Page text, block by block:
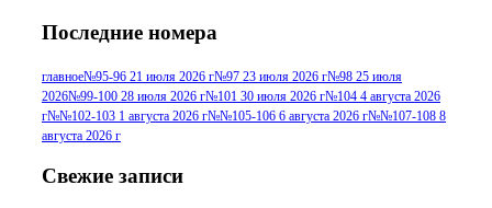
июля 2017 г(11)№96 9 августа 2012
г(13) №96 28 июля 2015 г(9) №96+97 3
июля 2014 г(10)№96+97 30 июля
2016 г(13)
июля 2017 г
Последние номера
главное№95-96 21 июля 2026 г№97 23 июля 2026 г№98 25 июля
2026№99-100 28 июля 2026 г№101 30 июля 2026 г№104 4 августа 2026
г№№102-103 1 августа 2026 г№№105-106 6 августа 2026 г№№107-108 8
августа 2026 г
Свежие записи